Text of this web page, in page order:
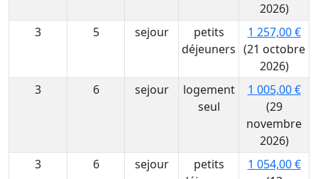
2026)
3
5 sejour
petits
déjeuners
1 257,00 €
(21 octobre
2026)
3
6 sejour
logement
seul
1 005,00 €
(29
novembre
2026)
3
6 sejour
petits
1 054,00 €